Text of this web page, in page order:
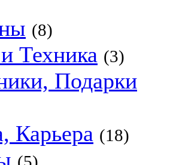
(8)
Техника (3)
Подарки
Карьера (18)